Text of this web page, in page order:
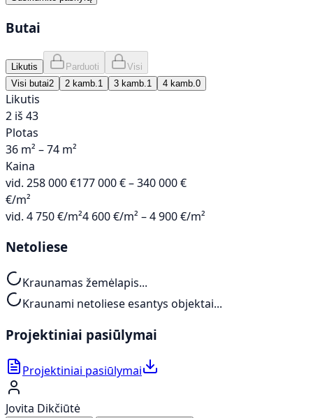
Butai
Likutis Parduoti
Visi
Visi butai2 2 kamb. 1 3 kamb. 1 4 kamb. 0
Likutis
2 iš 43
Plotas
36 m² – 74 m²
Kaina
vid. 258 000 €177 000 € – 340 000 €
€/m²
vid. 4 750 €/m²4 600 €/m² – 4 900 €/m²
Netoliese
Kraunamas žemėlapis...
Kraunami netoliese esantys objektai...
Projektiniai pasiūlymai
Projektiniai pasiūlymai
Jovita Dikčiūtė